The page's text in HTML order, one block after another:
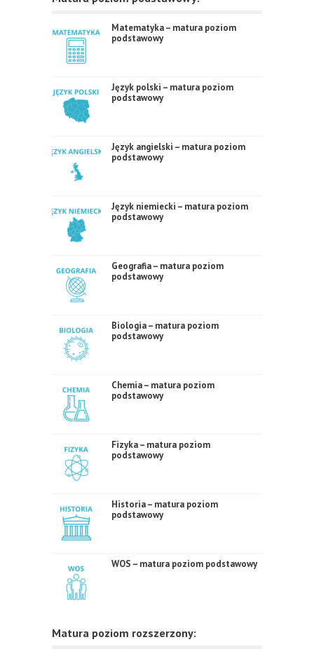
Matematyka – matura poziom
podstawowy
Język polski – matura poziom
podstawowy
Język angielski – matura poziom
podstawowy
Język niemiecki – matura poziom
podstawowy
Geografia – matura poziom
podstawowy
Biologia – matura poziom
podstawowy
Chemia – matura poziom
podstawowy
Fizyka – matura poziom
podstawowy
Historia – matura poziom
podstawowy
WOS – matura poziom podstawowy
Matura poziom rozszerzony: